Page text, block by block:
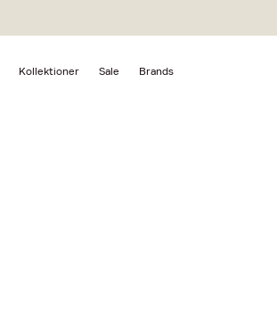
Kollektioner Sale Brands